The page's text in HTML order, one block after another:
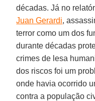
décadas. Já no
Juan Gerardi,
terror como um dos
durante décadas
crimes de lesa
dos riscos foi um
onde havia ocorrido
contra a população